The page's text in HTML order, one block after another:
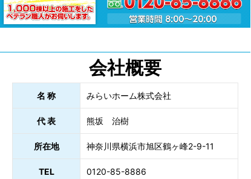
会社概要
名 称 みらいホーム株式会社
代 表 熊坂 治樹
所在地 神奈川県横浜市旭区鶴ヶ峰2-9-11
TEL 0120-85-8886